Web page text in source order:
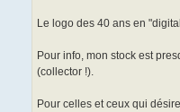
Le logo des 40 ans en
Pour info, mon stock est
(collector !).
Pour celles et ceux qui